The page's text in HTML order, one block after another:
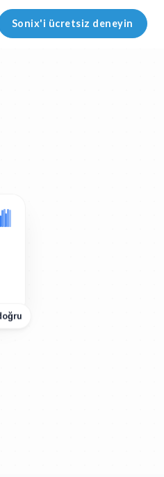
Sonix'i ücretsiz deneyin